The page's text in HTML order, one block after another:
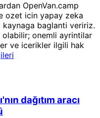
OpenVan.camp
ozet icin yapay zeka
baglanti veririz.
onemli ayrintilar
ve icerikler ilgili hak
dağıtım aracı